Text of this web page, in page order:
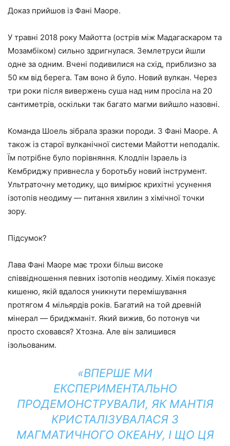
Доказ прийшов із Фані Маоре.
У травні 2018 року Майотта (острів між Мадагаскаром та
Мозамбіком) сильно здригнулася. Землетруси йшли
одне за одним. Вчені подивилися на схід, приблизно за
50 км від берега. Там воно й було. Новий вулкан. Через
три роки після вивержень суша над ним просіла на 20
сантиметрів, оскільки так багато магми вийшло назовні.
Команда Шоель зібрала зразки породи. З Фані Маоре. А
також із старої вулканічної системи Майотти неподалік.
Їм потрібне було порівняння. Клодлін Ізраель із
Кембриджу привнесла у боротьбу новий інструмент.
Ультраточну методику, що вимірює крихітні усунення
ізотопів неодиму — питання хвилин з хімічної точки
зору.
Підсумок?
Лава Фані Маоре має трохи більш високе
співвідношення певних ізотопів неодиму. Хімія показує
кишеню, якій вдалося уникнути перемішування
протягом 4 мільярдів років. Багатий на той древній
мінерал — бриджманіт. Який вижив, бо потонув чи
просто сховався? Хтозна. Але він залишився
ізольованим.
«ВПЕРШЕ МИ
ЕКСПЕРИМЕНТАЛЬНО
ПРОДЕМОНСТРУВАЛИ, ЯК МАНТІЯ
КРИСТАЛІЗУВАЛАСЯ З
МАГМАТИЧНОГО ОКЕАНУ, І ЩО ЦЯ